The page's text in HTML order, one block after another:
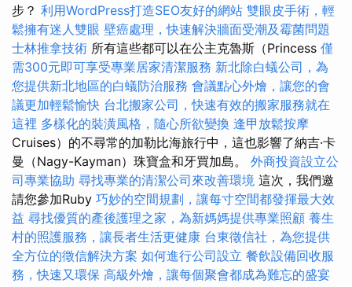
步？ 利用WordPress打造SEO友好的網站 雙眼皮手術，輕
鬆擁有迷人雙眼 壁癌處理，快速解決牆面受潮及霉菌問題
士林推拿技術 所有這些都可以在公主克魯斯（Princess 僅
需300元即可享受專業居家清潔服務 新北除白蟻公司，為
您提供新北地區的白蟻防治服務 會議點心外燴，讓您的會
議更加輕鬆愉快 台北搬家公司，快速有效的搬家服務就在
這裡 多樣化的裝潢風格，隨心所欲變換 逢甲放鬆按摩
Cruises）的不尋常的加勒比海旅行中，這也影響了納吉·卡
曼（Nagy-Kayman）珠寶盒和牙買加島。 外商投資設立公
司專業協助 尋找專業的清潔公司來改善環境 這次，我們邀
請您參加Ruby 巧妙的空間規劃，讓每寸空間都發揮最大效
益 尋找優質的產後護理之家，為新媽媽提供專業照顧 養生
村的照護服務，讓長者生活更健康 台東徵信社，為您提供
全方位的徵信解決方案 如何進行公司設立 餐飲設備回收服
務，快速又環保 高級外燴，讓每個聚會都成為難忘的盛宴